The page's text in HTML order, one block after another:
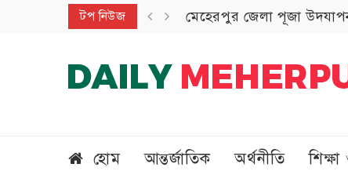
টপ নিউজ মেহেরপুর জেলা পূজা
হোম আন্তর্জাতিক অর্থনীতি